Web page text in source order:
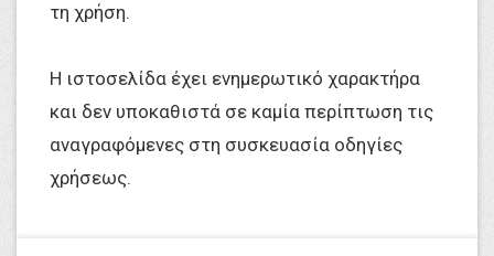
τη χρήση.
Η ιστοσελίδα έχει ενημερωτικό χαρακτήρα
και δεν υποκαθιστά σε καμία περίπτωση τις
αναγραφόμενες στη συσκευασία οδηγίες
χρήσεως.